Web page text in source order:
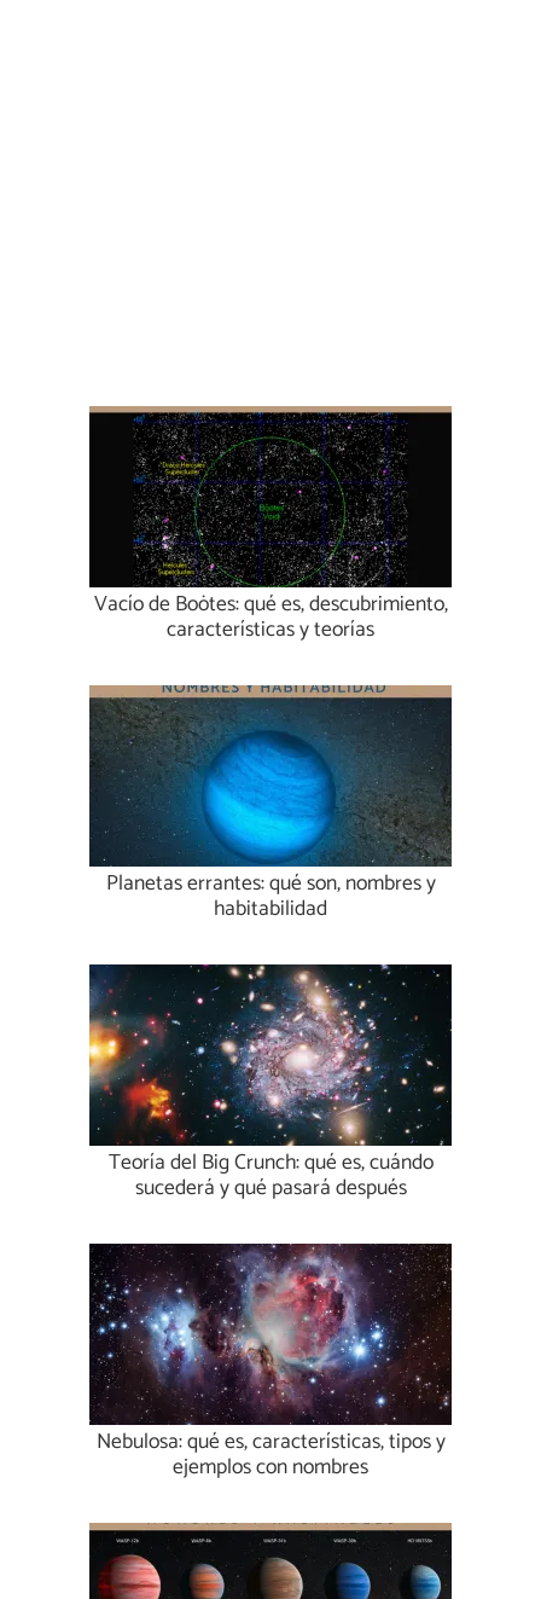
Vacío de Boötes: qué es, descubrimiento,
características y teorías
Planetas errantes: qué son, nombres y
habitabilidad
Teoría del Big Crunch: qué es, cuándo
sucederá y qué pasará después
Nebulosa: qué es, características, tipos y
ejemplos con nombres